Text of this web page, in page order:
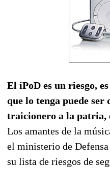
El iPoD es un riesgo,
que lo tenga puede ser
traicionero a la patria,
Los amantes de la
el ministerio de
su lista de riesgos de